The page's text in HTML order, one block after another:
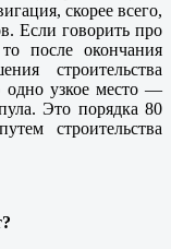
скорее всего,
Если говорить про
после окончания
строительства
одно узкое место —
Это порядка 80
строительства